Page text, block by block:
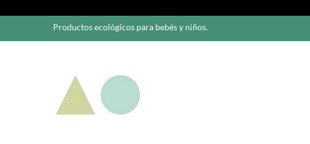
Productos ecológicos para bebés y niños.